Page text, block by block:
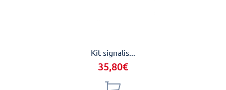
Kit signalis...
35,80€